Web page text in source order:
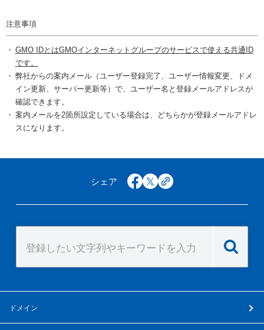
注意事項
GMO IDとはGMOインターネットグループのサービスで使える共通ID
です。
弊社からの案内メール（ユーザー登録完了、ユーザー情報変更、ドメ
イン更新、サーバー更新等）で、ユーザー名と登録メールアドレスが
確認できます。
案内メールを2箇所設定している場合は、どちらかが登録メールアドレ
スになります。
シェア facebook
x copy
ドメイン